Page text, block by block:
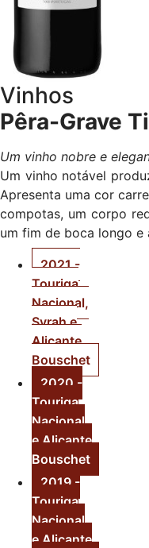
Vinhos
Pêra-Grave
Um vinho nobre e
Um vinho notável
Apresenta uma cor
compotas, um corpo
um fim de boca longo e
2021 -
Touriga
Nacional,
Syrah e
Alicante
Bouschet
2020 -
Touriga
Nacional
e Alicante
Bouschet
2019 -
Touriga
Nacional
e Alicante